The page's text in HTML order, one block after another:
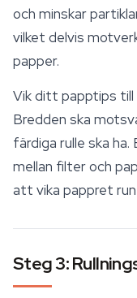
och minskar
vilket delvis
papper.
Vik ditt papptips till
Bredden ska
färdiga rulle ska
mellan filter och
att vika pappret
Steg 3: